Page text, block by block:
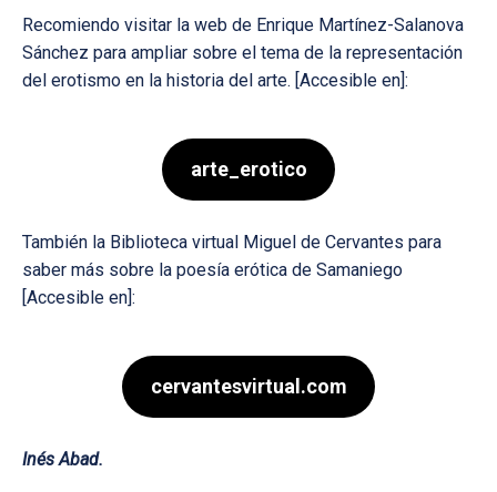
Recomiendo visitar la web de Enrique Martínez-Salanova
Sánchez para ampliar sobre el tema de la representación
del erotismo en la historia del arte. [Accesible en]:
arte_erotico
También la Biblioteca virtual Miguel de Cervantes para
saber más sobre la poesía erótica de Samaniego
[Accesible en]:
cervantesvirtual.com
Inés Abad.